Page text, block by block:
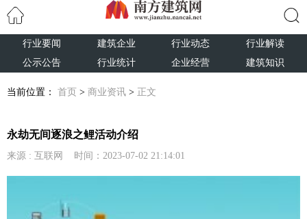
行业要闻 建筑企业 行业动态
行业解读
公示公告
行业统计 企业经营 建筑知识
当前位置： 首页 > 商业资讯 > 正文
永劫无间逐浪之鲤活动介绍
来源 : 互联网 时间：2023-07-02 21:14:01